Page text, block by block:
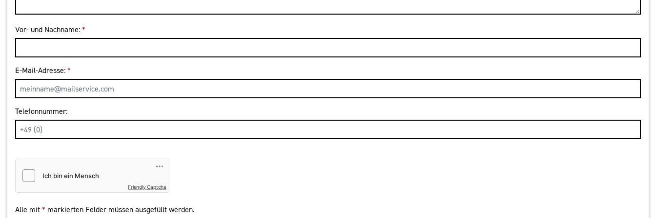
Vor- und Nachname: *
E-Mail-Adresse: *
Telefonnummer:
Friendly Captcha
Alle mit * markierten Felder müssen ausgefüllt werden.